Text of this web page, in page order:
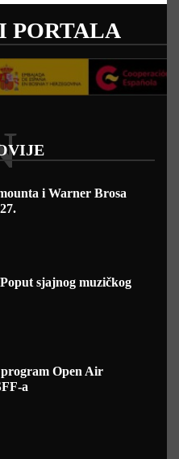
PORTALA
i Warner Brosa
sjajnog muzičkog
Open Air
a